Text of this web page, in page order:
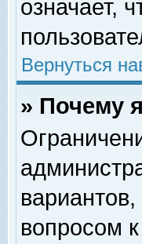
означает,
Вернуться
» Почему
вопросом